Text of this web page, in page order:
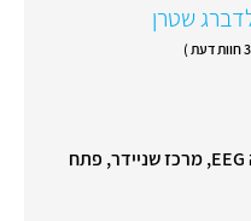
שטרן
מנהלת היחידה לאפילפסיה ומכון ה EEG, מרכז שניידר, פתח